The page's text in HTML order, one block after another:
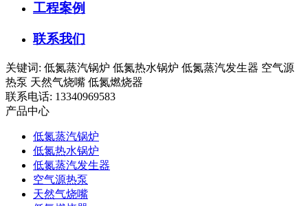
工程案例
联系我们
关键词: 低氮蒸汽锅炉 低氮热水锅炉 低氮蒸汽发生器 空气源
热泵 天然气烧嘴 低氮燃烧器
联系电话: 13340969583
产品中心
低氮蒸汽锅炉
低氮热水锅炉
低氮蒸汽发生器
空气源热泵
天然气烧嘴